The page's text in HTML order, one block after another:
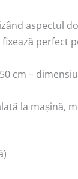
perfect
cm –
la mașină,